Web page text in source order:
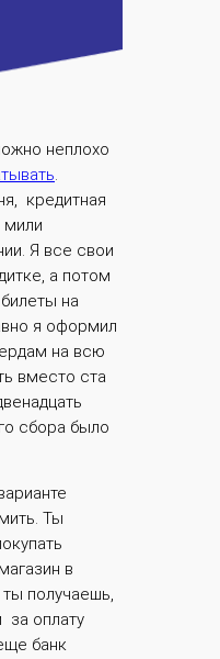
неплохо
.
кредитная
мили
Я все свои
а потом
на
я оформил
на всю
вместо ста
сбора было
Ты
в
получаешь,
за оплату
банк